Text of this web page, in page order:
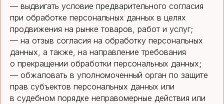
— выдвигать условие предварительного согласия
при обработке персональных данных в целях
продвижения на рынке товаров, работ и услуг;
— на отзыв согласия на обработку персональных
данных, а также, на направление требования
о прекращении обработки персональных данных;
— обжаловать в уполномоченный орган по защите
прав субъектов персональных данных или
в судебном порядке неправомерные действия или